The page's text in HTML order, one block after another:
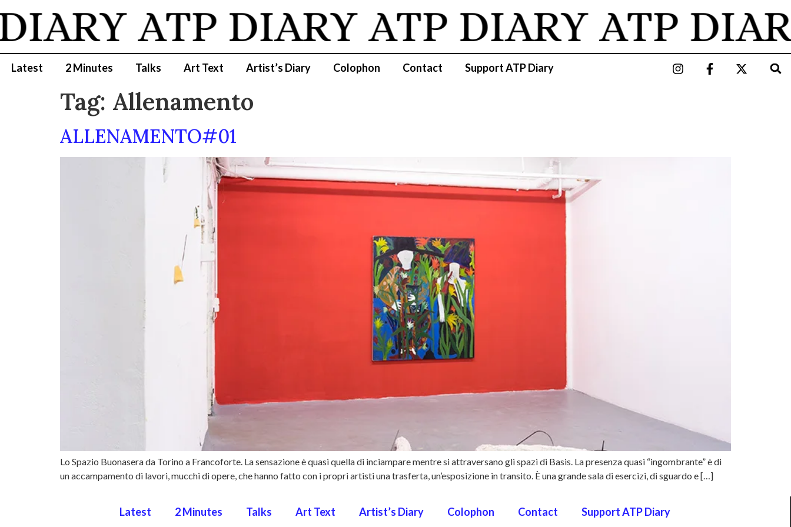
ATP DIARY ATP DIARY ATP
Latest 2 Minutes Talks Art Text Artist’s Diary Colophon Contact Support ATP Diary
Tag: Allenamento
ALLENAMENTO#01
Lo Spazio Buonasera da Torino a Francoforte. La sensazione è quasi quella di inciampare mentre si attraversano gli spazi di Basis. La presenza quasi “ingombrante” è di
un accampamento di lavori, mucchi di opere, che hanno fatto con i propri artisti una trasferta, un’esposizione in transito. È una grande sala di esercizi, di sguardo e […]
Latest 2 Minutes Talks Art Text Artist’s Diary Colophon Contact Support ATP Diary